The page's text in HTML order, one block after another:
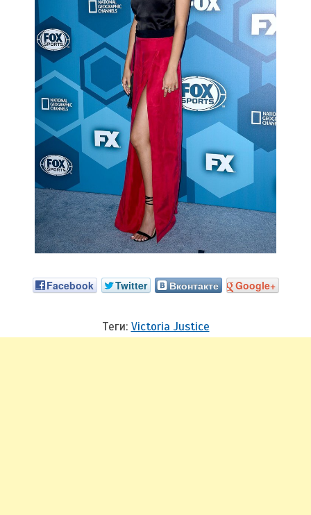
Facebook Twitter Вконтакте Google+
Теги: Victoria Justice